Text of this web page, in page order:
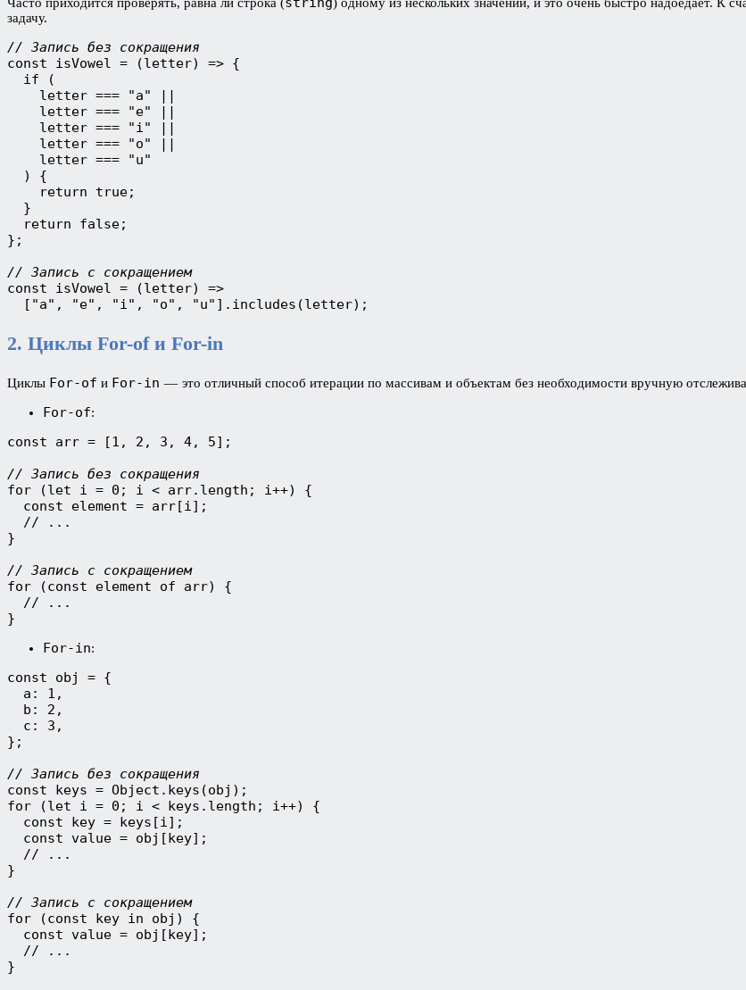
задачу.
// Запись без сокращения
const isVowel = (letter) => {
  if (
    letter === "a" ||
    letter === "e" ||
    letter === "i" ||
    letter === "o" ||
    letter === "u"
  ) {
    return true;
  }
  return false;
};
// Запись с сокращением
const isVowel = (letter) =>
  ["a", "e", "i", "o", "u"].includes(letter);
2. Циклы For-of и For-in
Циклы For-of и For-in — это отличный способ итерации по массивам и объектам без необходимости вручную
For-of:
const arr = [1, 2, 3, 4, 5];
// Запись без сокращения
for (let i = 0; i < arr.length; i++) {
  const element = arr[i];
  // ...
}
// Запись с сокращением
for (const element of arr) {
  // ...
}
For-in:
const obj = {
  a: 1,
  b: 2,
  c: 3,
};
// Запись без сокращения
const keys = Object.keys(obj);
for (let i = 0; i < keys.length; i++) {
  const key = keys[i];
  const value = obj[key];
  // ...
}
// Запись с сокращением
for (const key in obj) {
  const value = obj[key];
  // ...
}